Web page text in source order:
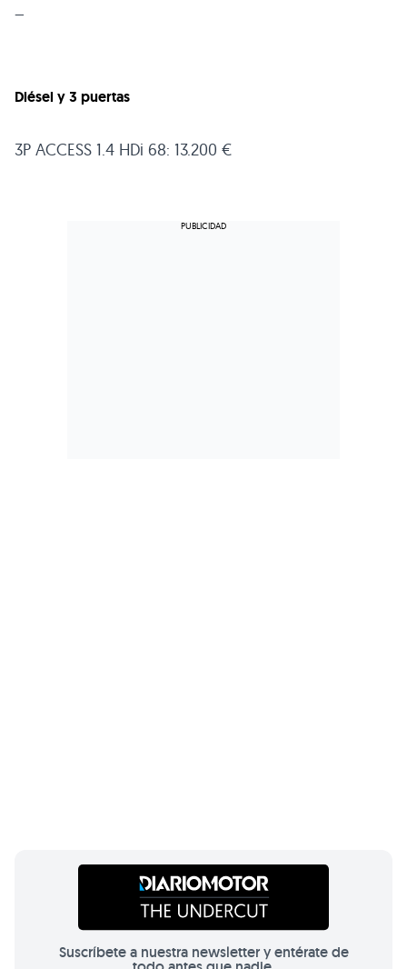
–
Diésel y 3 puertas
3P ACCESS 1 .4 HDi 68: 13.200 €
Suscríbete a nuestra newsletter y entérate de